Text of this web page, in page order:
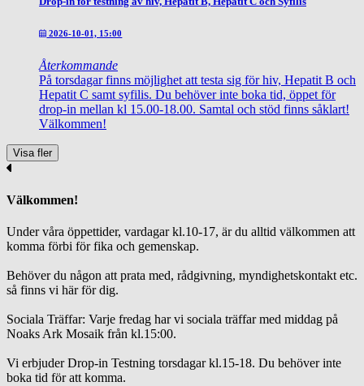
2026-10-01, 15:00
Återkommande
På torsdagar finns möjlighet att testa sig för hiv, Hepatit B och
Hepatit C samt syfilis. Du behöver inte boka tid, öppet för
drop-in mellan kl 15.00-18.00. Samtal och stöd finns såklart!
Välkommen!
Visa fler
Välkommen!
Under våra öppettider, vardagar kl.10-17, är du alltid välkommen att
komma förbi för fika och gemenskap.
Behöver du någon att prata med, rådgivning, myndighetskontakt etc.
så finns vi här för dig.
Sociala Träffar: Varje fredag har vi sociala träffar med middag på
Noaks Ark Mosaik från kl.15:00.
Vi erbjuder Drop-in Testning torsdagar kl.15-18. Du behöver inte
boka tid för att komma.